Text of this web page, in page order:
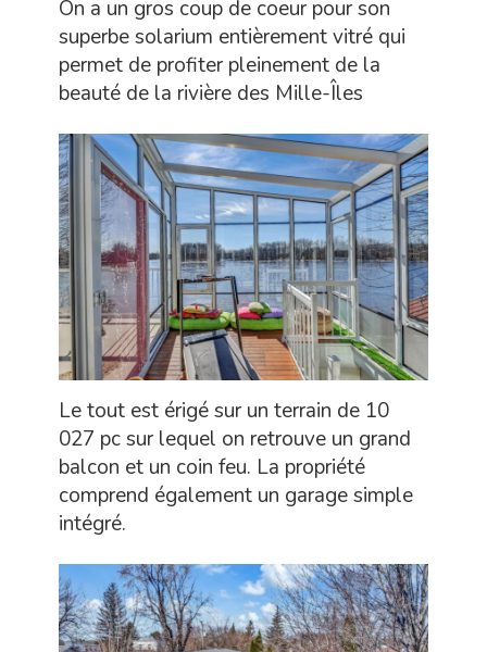
On a un gros coup de coeur pour son
superbe solarium entièrement vitré qui
permet de profiter pleinement de la
beauté de la rivière des Mille-Îles
Le tout est érigé sur un terrain de 10
027 pc sur lequel on retrouve un grand
balcon et un coin feu. La propriété
comprend également un garage simple
intégré.